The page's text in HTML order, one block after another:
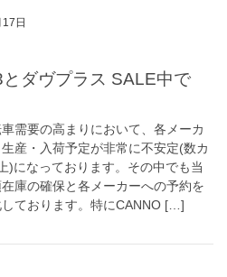
日
需要の高まりにおいて、各メーカ
産・入荷予定が非常に不安定(数カ
)になっております。その中でも当
庫の確保と各メーカーへの予約を
ております。特にCANNO […]